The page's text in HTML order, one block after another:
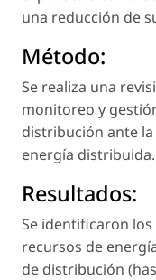
una reducción de
Método:
Se realiza una
monitoreo y
distribución ante
energía distribuida.
Resultados:
Se identificaron
recursos de
de distribución